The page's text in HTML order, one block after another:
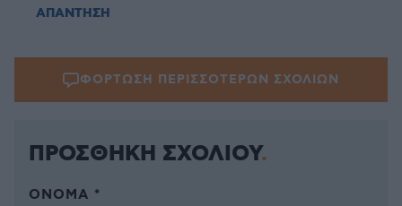
ΑΠΑΝΤΗΣΗ
ΦΟΡΤΩΣΗ ΠΕΡΙΣΣΟΤΕΡΩΝ ΣΧΟΛΙΩΝ
ΠΡΟΣΘΗΚΗ ΣΧΟΛΙΟΥ
ΌΝΟΜΑ *